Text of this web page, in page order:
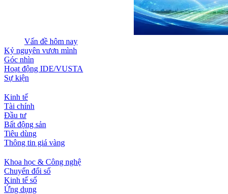
Vấn đề hôm nay
Kỷ nguyên vươn mình
Góc nhìn
Hoạt động IDE/VUSTA
Sự kiện
Kinh tế
Tài chính
Đầu tư
Bất động sản
Tiêu dùng
Thông tin giá vàng
Khoa học & Công nghệ
Chuyển đổi số
Kinh tế số
Ứng dụng